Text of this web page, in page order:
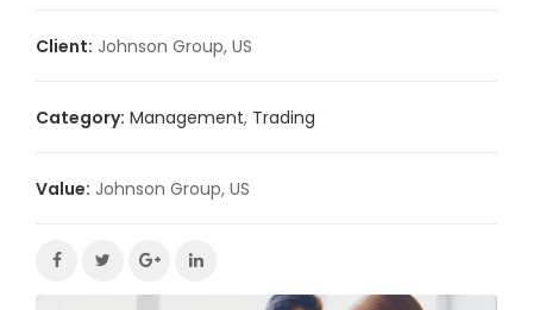
Client: Johnson Group, US
Category: Management, Trading
Value: Johnson Group, US